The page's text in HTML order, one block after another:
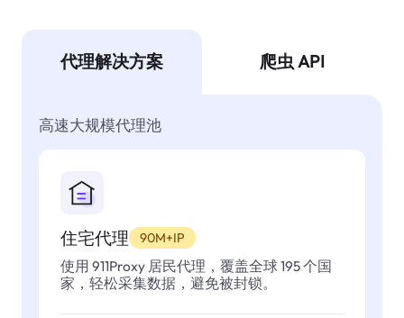
代理解决方案 爬虫 API
高速大规模代理池
住宅代理 90M+IP
使用 911Proxy 居民代理，覆盖全球 195 个国
家，轻松采集数据，避免被封锁。